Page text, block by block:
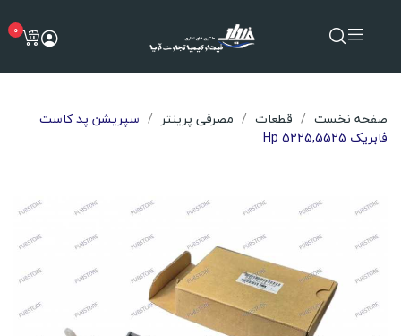
0
صفحه نخست قطعات مصرفی پرینتر
سپریشن پد کاست
فابریک Hp 5225,5525